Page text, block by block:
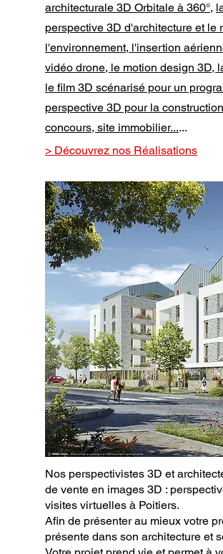
architecturale 3D Orbitale à 360°,
perspective 3D d'architecture et le
l'environnement, l'insertion
vidéo drone, le motion design 3D,
le film 3D scénarisé pour un
perspective 3D pour la
concours, site immobilier......
> Découvrez nos Réalisations
Nos perspectivistes 3D et
de vente en images 3D :
visites virtuelles à Poitiers.
Afin de présenter au mieux votre
présente dans son architecture et